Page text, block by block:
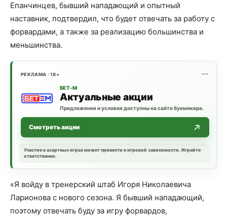
Епанчинцев, бывший нападающий и опытный
наставник, подтвердил, что будет отвечать за работу с
форвардами, а также за реализацию большинства и
меньшинства.
РЕКЛАМА · 18+
БЕТ-М
Актуальные акции
Предложения и условия доступны на сайте букмекера.
Смотреть акции
Участие в азартных играх может привести к игровой зависимости. Играйте
ответственно.
«Я войду в тренерский штаб Игоря Николаевича
Ларионова с нового сезона. Я бывший нападающий,
поэтому отвечать буду за игру форвардов,